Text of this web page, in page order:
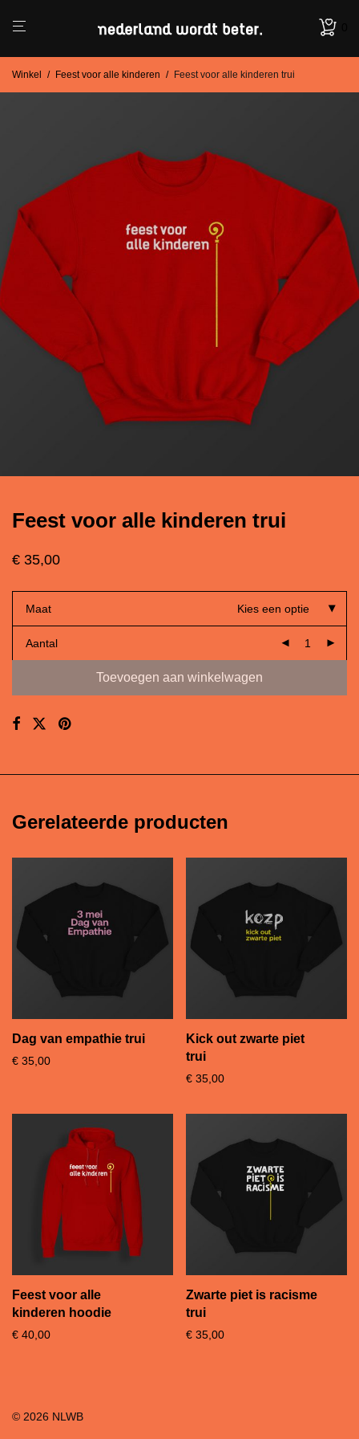
Winkel / Feest voor alle kinderen / Feest voor alle kinderen trui
Feest voor alle kinderen trui
€ 35,00
Maat Kies een optie
Aantal
Toevoegen aan winkelwagen
Gerelateerde producten
Dag van empathie trui
€ 35,00
Kick out zwarte piet
trui
€ 35,00
Feest voor alle
kinderen hoodie
€ 40,00
Zwarte piet is racisme
trui
€ 35,00
© 2026 NLWB